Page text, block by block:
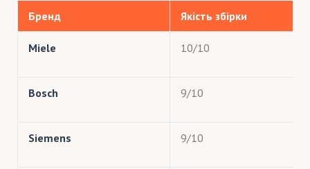
Бренд Якість збірки
Miele 10/10
Bosch 9/10
Siemens 9/10